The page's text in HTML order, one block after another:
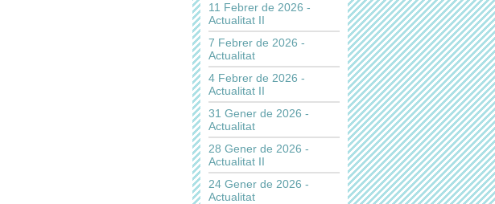
11 Febrer de 2026 -
Actualitat II
7 Febrer de 2026 -
Actualitat
4 Febrer de 2026 -
Actualitat II
31 Gener de 2026 -
Actualitat
28 Gener de 2026 -
Actualitat II
24 Gener de 2026 -
Actualitat